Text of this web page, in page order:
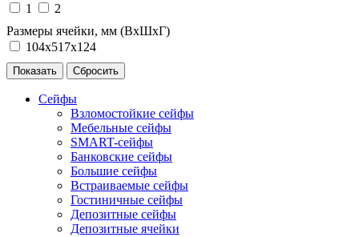
1
2
Размеры ячейки, мм (ВхШхГ)
104х517х124
Сейфы
Взломостойкие сейфы
Мебельные сейфы
SMART-сейфы
Банковские сейфы
Большие сейфы
Встраиваемые сейфы
Гостиничные сейфы
Депозитные сейфы
Депозитные ячейки